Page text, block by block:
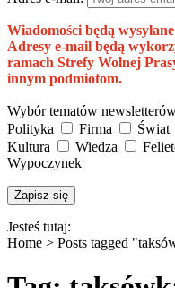
Wiadomości będą
Adresy e-mail będą
ramach Strefy Wolnej
innym podmiotom.
Wybór tematów
Polityka
Firma Świat
Kultura
Wiedza
Wypoczynek
Jesteś tutaj:
Home > Posts tagged